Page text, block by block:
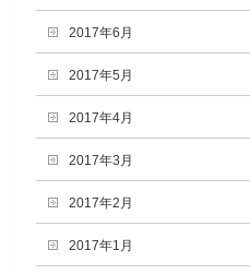
2017年6月
2017年5月
2017年4月
2017年3月
2017年2月
2017年1月